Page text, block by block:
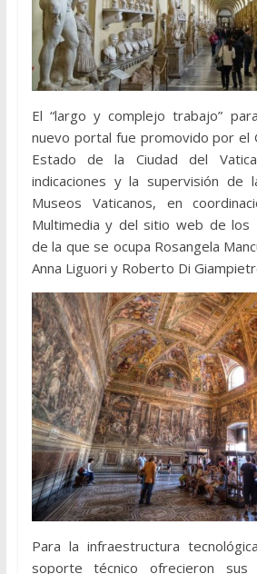
El “largo y complejo trabajo”
nuevo portal fue promovido por el
Estado de la Ciudad del
indicaciones y la supervisión de
Museos Vaticanos, en
Multimedia y del sitio web de los
de la que se ocupa Rosangela
Anna Liguori y Roberto Di
Para la infraestructura
soporte técnico ofrecieron sus